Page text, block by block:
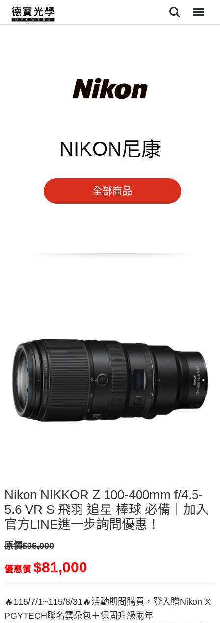
Search
NIKON尼康
全部商品
Nikon NIKKOR Z 100-400mm f/4.5-
5.6 VR S 飛羽 追星 棒球 必備｜加入
官方LINE進一步詢問優惠！
原價$96,000
優惠價 $81,000
🔥115/7/1~115/8/31🔥活動期間購買，登入贈Nikon X
PGYTECH聯名雲朵包＋保固升級兩年